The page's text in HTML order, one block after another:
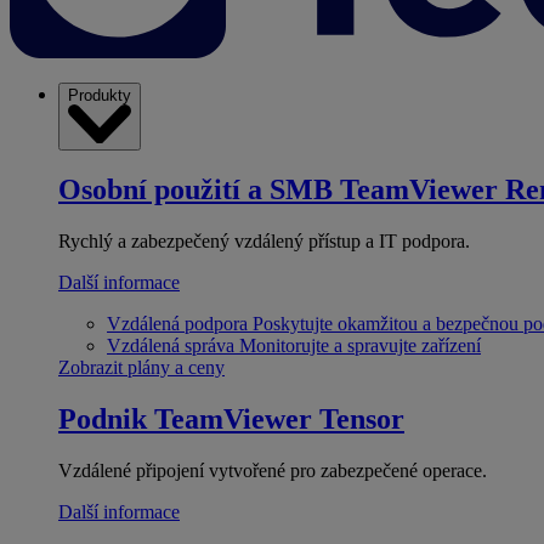
Produkty
Osobní použití a SMB TeamViewer
Rychlý a zabezpečený vzdálený přístup a IT podpora.
Další informace
Vzdálená podpora Poskytujte okamžitou a bezpečnou
Vzdálená správa Monitorujte a spravujte zařízení
Zobrazit plány a ceny
Podnik TeamViewer Tensor
Vzdálené připojení vytvořené pro zabezpečené operace.
Další informace